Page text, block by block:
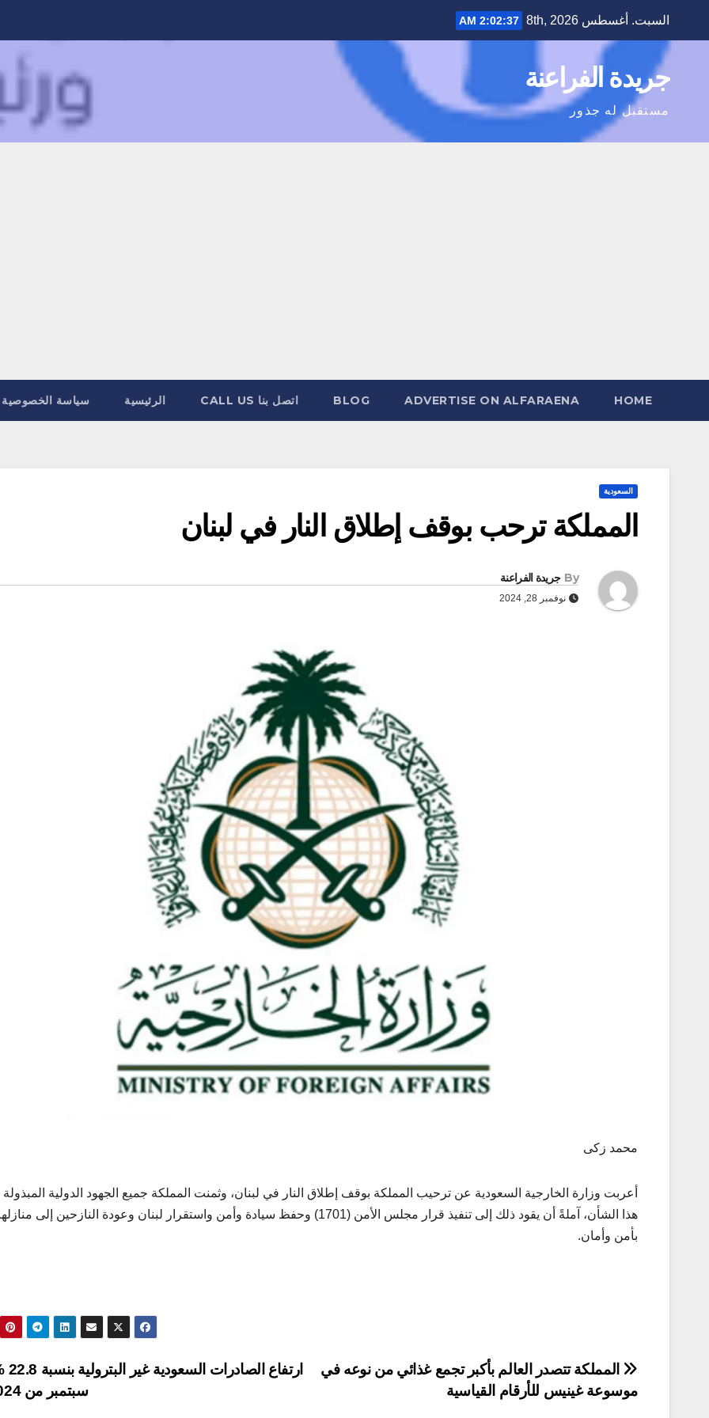
السبت. أغسطس 8th, 2026 2:02:38 AM
جريدة الفراعنة
مستقبل له جذور
HOME
ADVERTISE ON ALFARAENA
BLOG اتصل بنا CALL US الرئيسية سياسة الخصوصية
السعودية
المملكة ترحب بوقف إطلاق النار في لبنان
By جريدة الفراعنة
نوفمبر 28, 2024
محمد زكى
أعربت وزارة الخارجية السعودية عن ترحيب المملكة بوقف إطلاق النار في لبنان، وثمنت المملكة جميع الجهود الدولية
هذا الشأن، آملةً أن يقود ذلك إلى تنفيذ قرار مجلس الأمن (1701) وحفظ سيادة وأمن واستقرار لبنان وعودة النازحين إلى
بأمن وأمان.
تصفّح
المقالات
سبتمبر من 2024
المملكة تتصدر العالم بأكبر تجمع غذائي من نوعه في
موسوعة غينيس للأرقام القياسية